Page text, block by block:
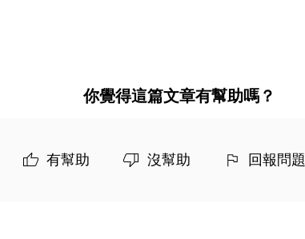
你覺得這篇文章有幫助嗎？
有幫助 沒幫助 回報問題